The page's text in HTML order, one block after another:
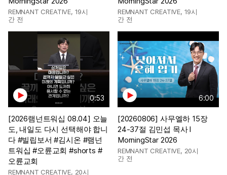
REMNANT CREATIVE, 19시
간 전
REMNANT CREATIVE, 19시
간 전
0:53
[2026램넌트워십 08.04] 오늘
도, 내일도 다시 선택해야 합니
다 #빌립보서 #김시온 #램넌
트워십 #오륜교회 #shorts #
오륜교회
REMNANT CREATIVE, 20시
6:00
[20260806] 사무엘하 15장
24-37절 김민섭 목사 l
MorningStar 2026
REMNANT CREATIVE, 20시
간 전